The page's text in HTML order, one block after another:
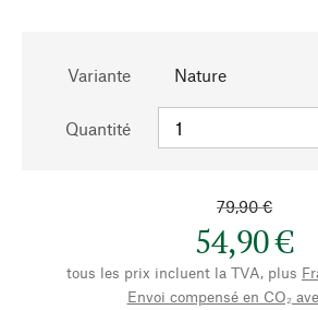
Variante Nature
Quantité
79,90 €
54,90 €
tous les prix incluent la TVA, plus
Envoi compensé en CO₂